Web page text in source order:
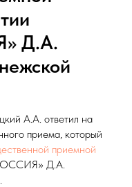
Д.А.
А.А. ответил на
приема, который
приемной
Д.А.